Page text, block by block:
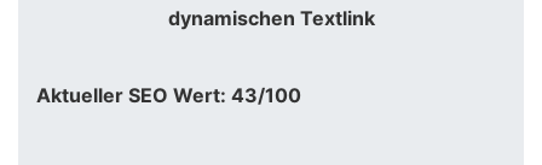
dynamischen Textlink
Aktueller SEO Wert: 43/100